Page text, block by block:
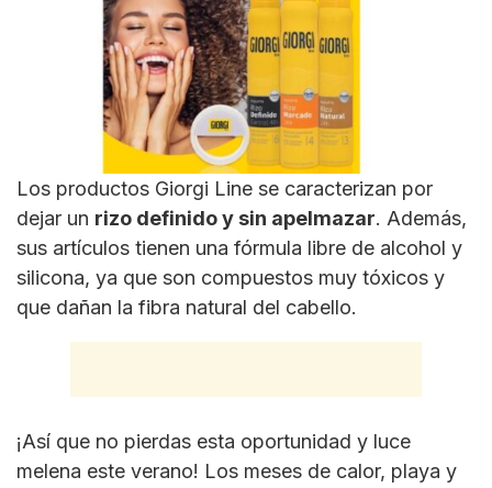
Los productos Giorgi Line se caracterizan por
dejar un rizo definido y sin apelmazar. Además,
sus artículos tienen una fórmula libre de alcohol y
silicona, ya que son compuestos muy tóxicos y
que dañan la fibra natural del cabello.
¡Así que no pierdas esta oportunidad y luce
melena este verano! Los meses de calor, playa y